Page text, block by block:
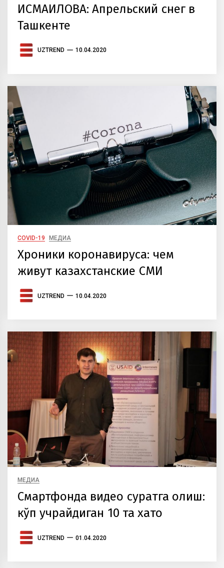
ИСМАИЛОВА: Апрельский снег в
Ташкенте
UZTREND 10.04.2020
COVID-19 МЕДИА
Хроники коронавируса: чем
живут казахстанские СМИ
UZTREND 10.04.2020
МЕДИА
Смартфонда видео суратга олиш:
кўп учрайдиган 10 та хато
UZTREND 01.04.2020